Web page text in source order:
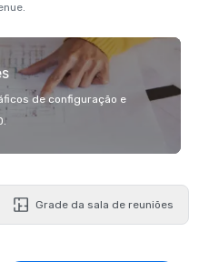
de configuração e
Grade da sala de reuniões